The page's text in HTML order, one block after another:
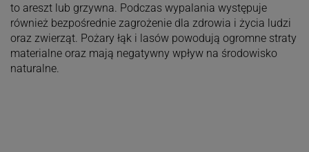
to areszt lub grzywna. Podczas wypalania występuje
również bezpośrednie zagrożenie dla zdrowia i życia ludzi
oraz zwierząt. Pożary łąk i lasów powodują ogromne straty
materialne oraz mają negatywny wpływ na środowisko
naturalne.